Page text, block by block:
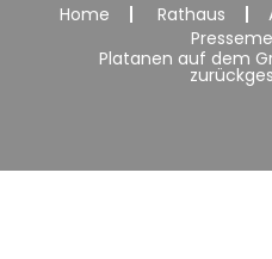
Home Rathaus
Platanen auf dem